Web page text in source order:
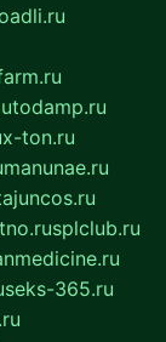
x-ton.ru
manunae.ru
splclub.ru
seks-365.ru